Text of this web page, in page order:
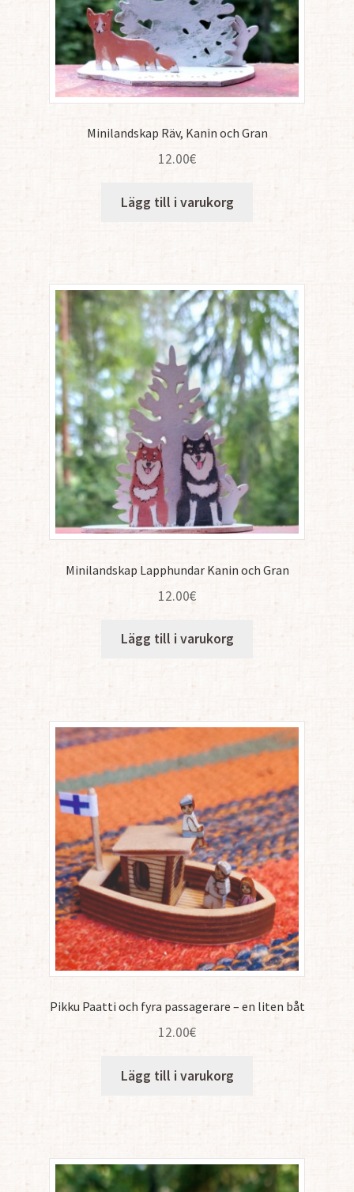
Minilandskap Räv, Kanin och Gran
12.00€
Lägg till i varukorg
Minilandskap Lapphundar Kanin och Gran
12.00€
Lägg till i varukorg
Pikku Paatti och fyra passagerare – en liten båt
12.00€
Lägg till i varukorg